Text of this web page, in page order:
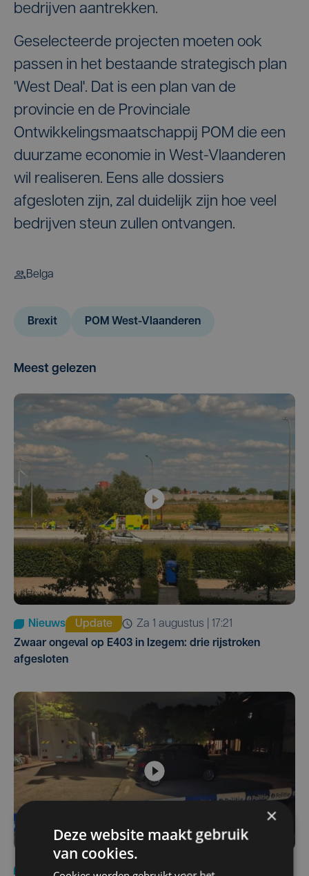
bedrijven aantrekken.
Geselecteerde projecten moeten ook
passen in het bestaande strategisch plan
'West Deal'. Dat is een plan van de
provincie en de Provinciale
Ontwikkelingsmaatschappij POM die een
duurzame economie in West-Vlaanderen
wil realiseren. Eens alle dossiers
afgesloten zijn, zal duidelijk zijn hoe veel
bedrijven steun zullen ontvangen.
Belga
Brexit POM West-Vlaanderen
Meest gelezen
Nieuws Update
za 1 augustus | 17:21
Zwaar ongeval op E403 in Izegem: drie rijstroken
afgesloten
Nieuws di 4 augustus | 09:32
×
Deze website maakt gebruik
van cookies.